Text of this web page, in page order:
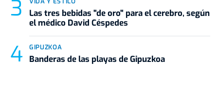
Las tres bebidas "de oro" para el cerebro, según
el médico David Céspedes
GIPUZKOA
Banderas de las playas de Gipuzkoa